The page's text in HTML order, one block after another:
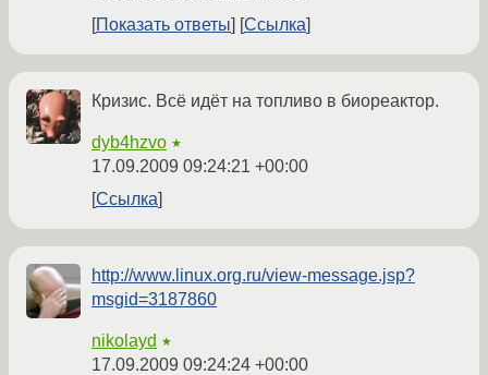
Показать ответы
Ссылка
Кризис. Всё идёт на топливо в биореактор.
dyb4hzvo ★
17.09.2009 09:24:21 +00:00
Ссылка
http://www.linux.org.ru/view-message.jsp?
msgid=3187860
nikolayd ★
17.09.2009 09:24:24 +00:00